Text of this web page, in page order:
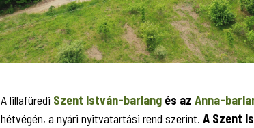
A lillafüredi Szent István-barlang és az Anna-
hétvégén, a nyári nyitvatartási rend szerint. A Szent